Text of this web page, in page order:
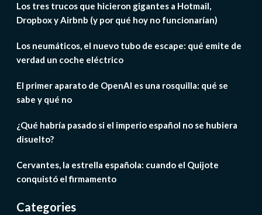
Los tres trucos que hicieron gigantes a Hotmail,
Dropbox y Airbnb (y por qué hoy no funcionarían)
Los neumáticos, el nuevo tubo de escape: qué emite de
verdad un coche eléctrico
El primer aparato de OpenAI es una rosquilla: qué se
sabe y qué no
¿Qué habría pasado si el imperio español no se hubiera
disuelto?
Cervantes, la estrella española: cuando el Quijote
conquistó el firmamento
Categories